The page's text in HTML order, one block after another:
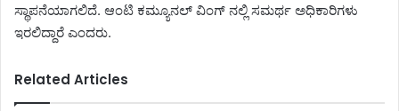
ಸ್ಥಾಪನೆಯಾಗಲಿದೆ. ಆಂಟಿ ಕಮ್ಯೂನಲ್ ವಿಂಗ್ ನಲ್ಲಿ ಸಮರ್ಥ ಅಧಿಕಾರಿಗಳು
ಇರಲಿದ್ದಾರೆ ಎಂದರು.
Related Articles